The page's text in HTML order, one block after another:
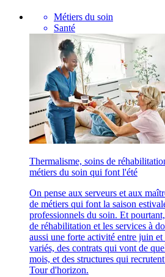
Métiers du soin
Santé
Thermalisme, soins de
métiers du soin qui font l'été
On pense aux serveurs et aux
de métiers qui font la saison
professionnels du soin. Et
de réhabilitation et les services à
aussi une forte activité entre juin
variés, des contrats qui vont de
mois, et des structures qui
Tour d'horizon.